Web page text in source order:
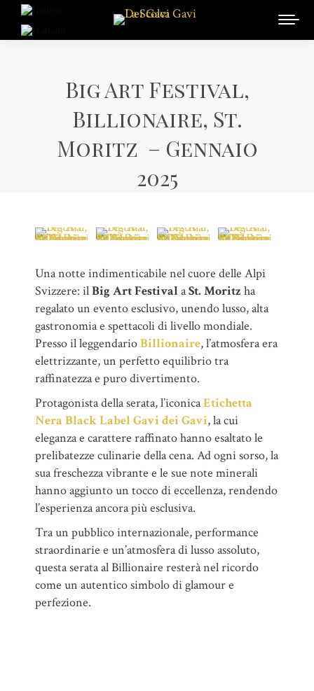
Big Art Festival,
Billionaire, St.
Moritz – Gennaio
2025
Una notte indimenticabile nel cuore delle Alpi
Svizzere: ilBig Art FestivalaSt. Moritz ha
regalato un evento esclusivo, unendo lusso, alta
gastronomia e spettacoli di livello mondiale.
Presso il leggendarioBillionaire, l’atmosfera era
elettrizzante, un perfetto equilibrio tra
raffinatezza e puro divertimento.
Protagonista della serata, l’iconicaEtichetta
Nera Black Label Gavi dei Gavi, la cui
eleganza e carattere raffinato hanno esaltato le
prelibatezze culinarie della cena. Ad ogni sorso, la
sua freschezza vibrante e le sue note minerali
hanno aggiunto un tocco di eccellenza, rendendo
l’esperienza ancora più esclusiva.
Tra un pubblico internazionale, performance
straordinarie e un’atmosfera di lusso assoluto,
questa serata al Billionaire resterà nel ricordo
come un autentico simbolo di glamour e
perfezione.